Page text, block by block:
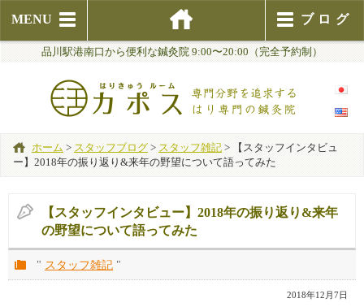
MENU ブログ
品川駅港南口から便利な鍼灸院 9:00〜20:00（完全予約制）
ホーム > スタッフブログ> スタッフ雑記 >
【スタッフインタビュ
ー】2018年の振り返り&来年の野望について語ってみた
【スタッフインタビュー】2018年の振り返り&来年
の野望について語ってみた
" スタッフ雑記 "
2018年12月7日